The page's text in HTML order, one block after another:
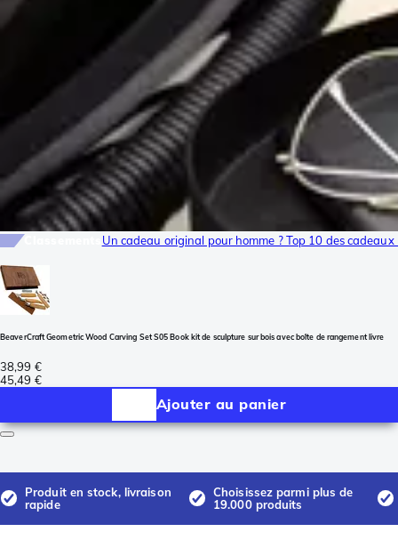
Un cadeau original pour homme ? Top 10 des
BeaverCraft Geometric Wood Carving Set S05 Book kit de sculpture sur bois avec boîte de rangement livre
38,99 €
45,49 €
Ajouter au panier
Produit en stock, livraison
rapide
Choisissez parmi plus de
19.000 produits